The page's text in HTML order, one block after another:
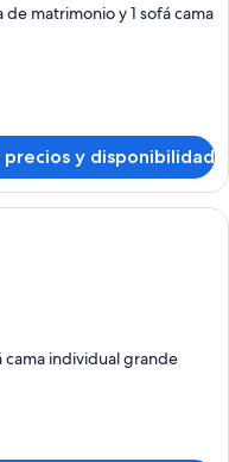
matrimonio y 1 sofá cama
precios y disponibilidad
moderno con una
cama individual grande